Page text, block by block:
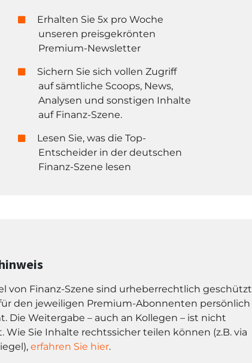
Erhalten Sie 5x pro Woche
unseren preisgekrönten
Premium-Newsletter
Sichern Sie sich vollen Zugriff
auf sämtliche Scoops, News,
Analysen und sonstigen Inhalte
auf Finanz-Szene.
Lesen Sie, was die Top-
Entscheider in der deutschen
Finanz-Szene lesen
von Finanz-Szene sind urheberrechtlich geschützt
den jeweiligen Premium-Abonnenten persönlich
Die Weitergabe – auch an Kollegen – ist nicht
Wie Sie Inhalte rechtssicher teilen können (z.B. via
erfahren Sie hier.